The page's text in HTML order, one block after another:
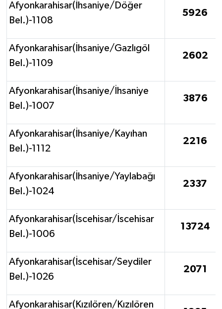
Afyonkarahisar(İhsaniye/Döğer
Bel.)-1108
5926
Afyonkarahisar(İhsaniye/Gazlıgöl
Bel.)-1109
2602
Afyonkarahisar(İhsaniye/İhsaniye
Bel.)-1007
3876
Afyonkarahisar(İhsaniye/Kayıhan
Bel.)-1112
2216
Afyonkarahisar(İhsaniye/Yaylabağı
Bel.)-1024
2337
Afyonkarahisar(İscehisar/İscehisar
Bel.)-1006
13724
Afyonkarahisar(İscehisar/Seydiler
Bel.)-1026
2071
Afyonkarahisar(Kızılören/Kızılören